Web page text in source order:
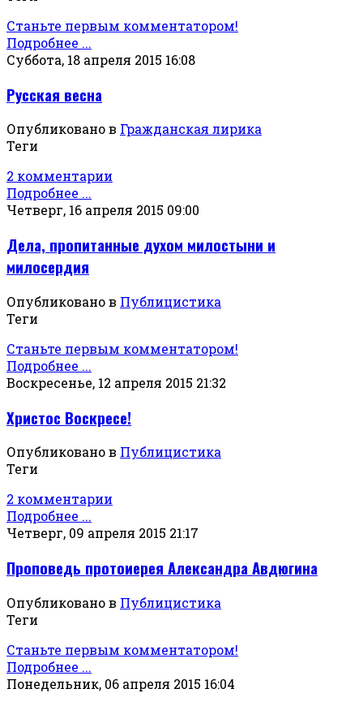
Станьте первым комментатором!
Подробнее ...
Суббота, 18 апреля 2015 16:08
Русская весна
Опубликовано в Гражданская лирика
Теги
2 комментарии
Подробнее ...
Четверг, 16 апреля 2015 09:00
Дела, пропитанные духом милостыни и
милосердия
Опубликовано в Публицистика
Теги
Станьте первым комментатором!
Подробнее ...
Воскресенье, 12 апреля 2015 21:32
Христос Воскресе!
Опубликовано в Публицистика
Теги
2 комментарии
Подробнее ...
Четверг, 09 апреля 2015 21:17
Проповедь протоиерея Александра Авдюгина
Опубликовано в Публицистика
Теги
Станьте первым комментатором!
Подробнее ...
Понедельник, 06 апреля 2015 16:04